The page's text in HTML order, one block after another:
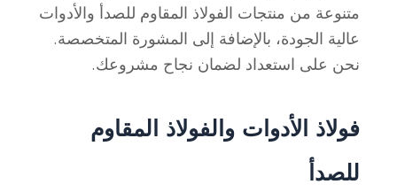
متنوعة من منتجات الفولاذ المقاوم للصدأ والأدوات
عالية الجودة، بالإضافة إلى المشورة المتخصصة.
نحن على استعداد لضمان نجاح مشروعك.
فولاذ الأدوات والفولاذ المقاوم
للصدأ